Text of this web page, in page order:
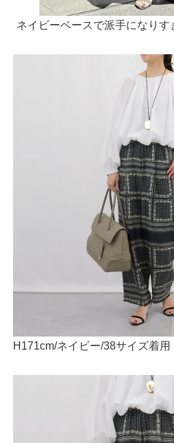
ネイビーベースで派手になり
H171cm/ネイビー/38サイズ着用